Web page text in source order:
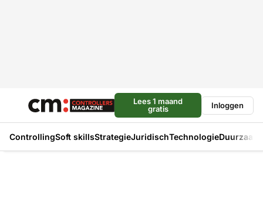
Lees 1 maand
gratis
Inloggen
ControllingSoft skillsStrategieJuridischTechnologie